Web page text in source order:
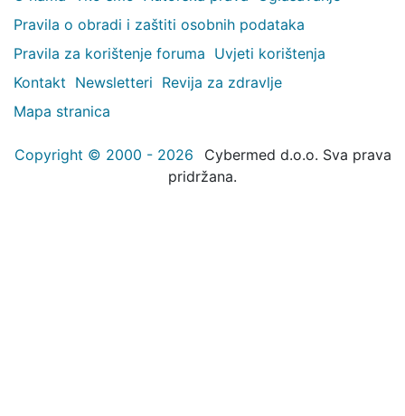
Pravila o obradi i zaštiti osobnih podataka
Pravila za korištenje foruma Uvjeti korištenja
Kontakt Newsletteri Revija za zdravlje
Mapa stranica
Copyright © 2000 - 2026
Cybermed d.o.o. Sva prava
pridržana.